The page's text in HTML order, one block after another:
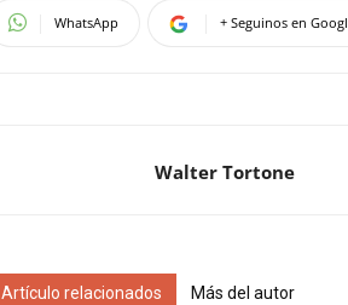
WhatsApp + Seguinos en
Walter Tortone
Artículo relacionados Más del autor